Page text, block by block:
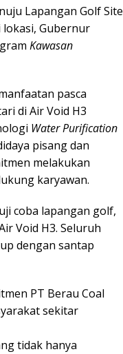
Lapangan Golf Site
lokasi, Gubernur
Kawasan
pasca
di Air Void H3
Water Purification
pisang dan
melakukan
karyawan.
coba lapangan golf,
Void H3. Seluruh
dengan santap
PT Berau Coal
sekitar
tidak hanya